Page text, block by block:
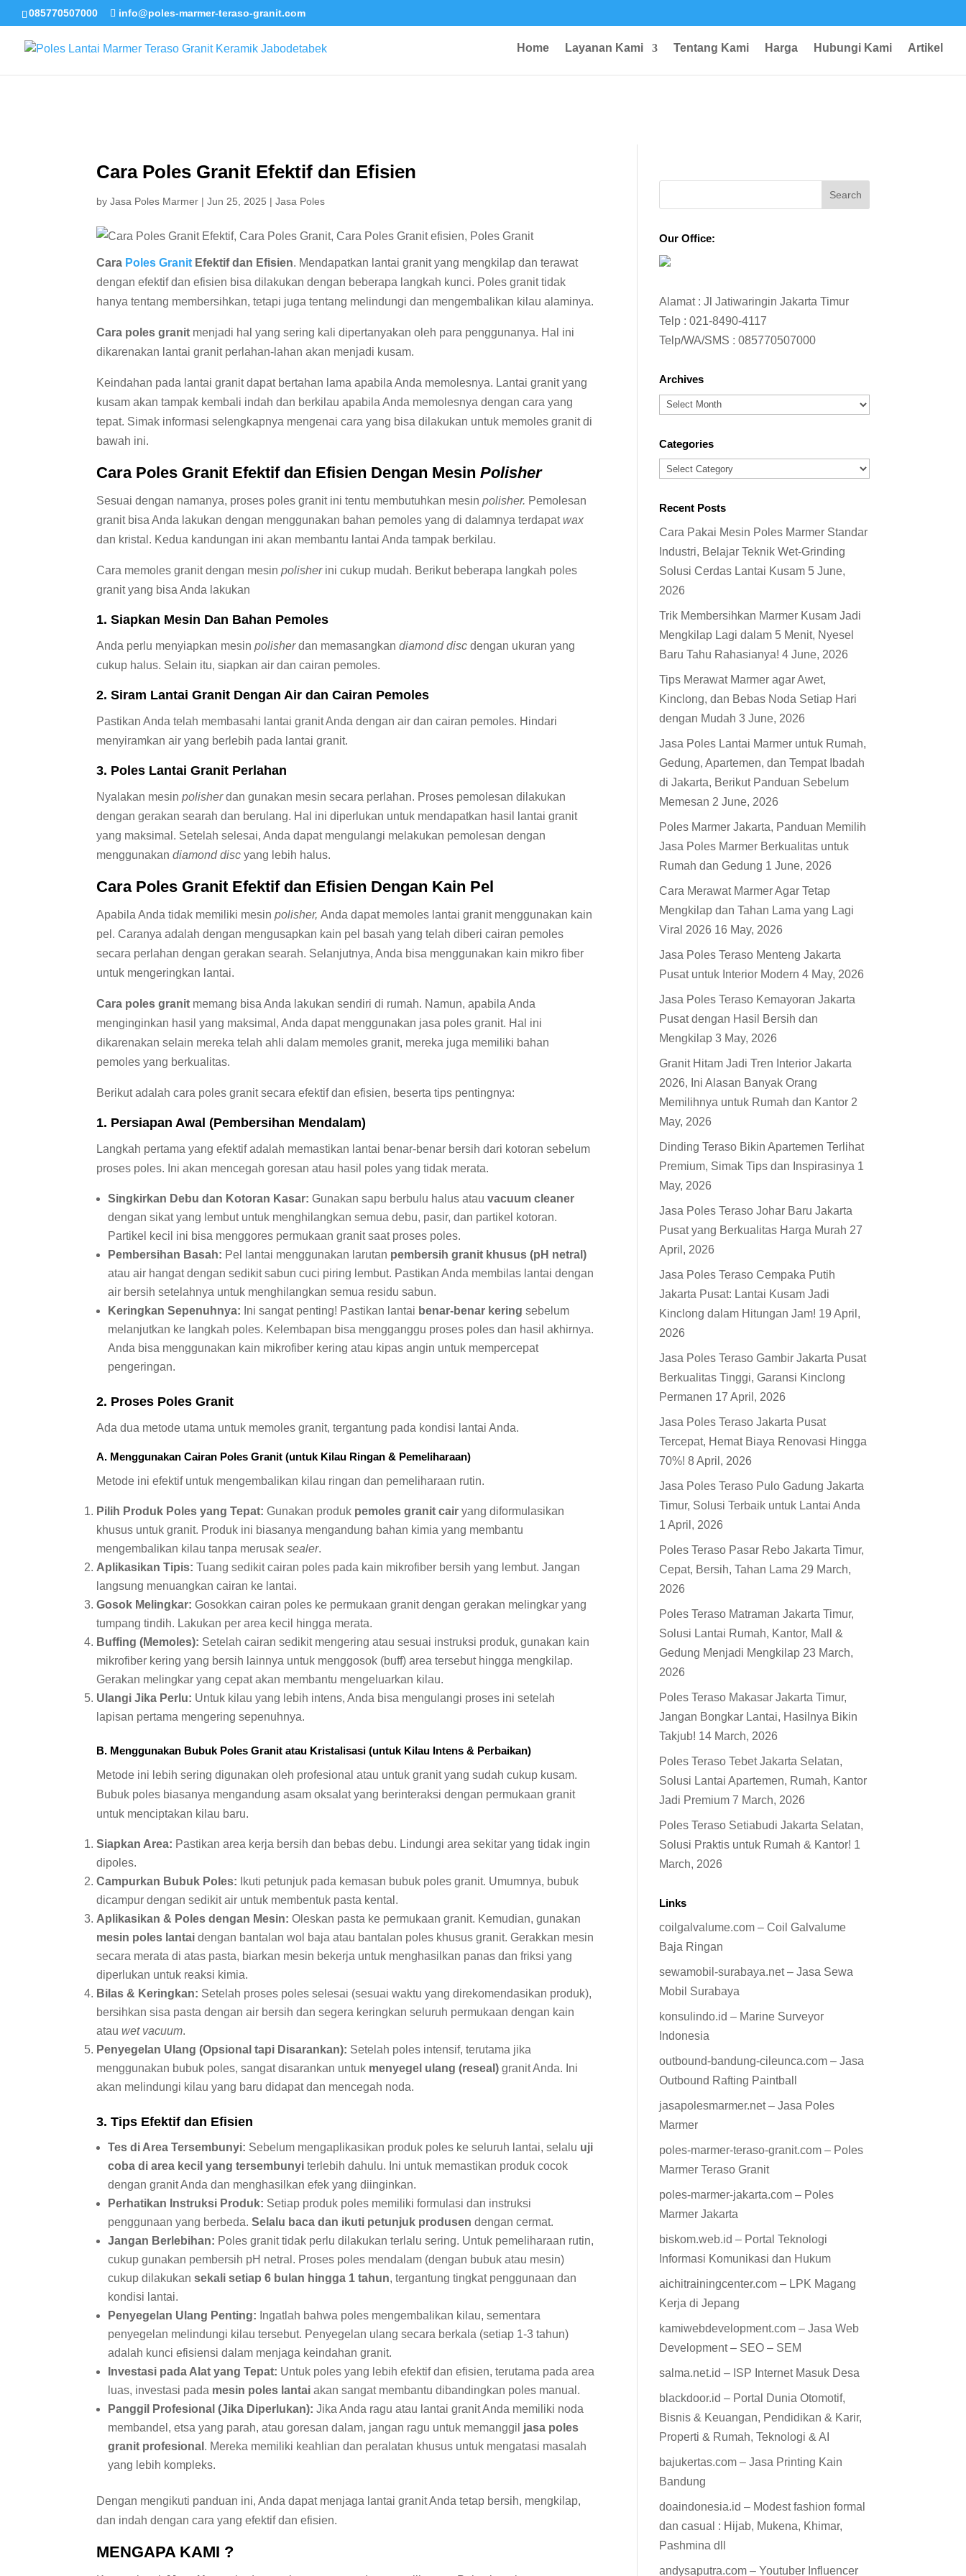
085770507000 info@poles-marmer-teraso-granit.com
Home Layanan Kami Tentang Kami Harga Hubungi Kami Artikel
Cara Poles Granit Efektif dan Efisien
byJasa Poles Marmer |Jun 25, 2025 |Jasa Poles
Cara Poles Granit Efektif dan Efisien. Mendapatkan lantai granit yang mengkilap dan terawat
dengan efektif dan efisien bisa dilakukan dengan beberapa langkah kunci. Poles granit tidak
hanya tentang membersihkan, tetapi juga tentang melindungi dan mengembalikan kilau alaminya.
Cara poles granit menjadi hal yang sering kali dipertanyakan oleh para penggunanya. Hal ini
dikarenakan lantai granit perlahan-lahan akan menjadi kusam.
Keindahan pada lantai granit dapat bertahan lama apabila Anda memolesnya. Lantai granit yang
kusam akan tampak kembali indah dan berkilau apabila Anda memolesnya dengan cara yang
tepat. Simak informasi selengkapnya mengenai cara yang bisa dilakukan untuk memoles granit di
bawah ini.
Cara Poles Granit Efektif dan Efisien Dengan MesinPolisher
Sesuai dengan namanya, proses poles granit ini tentu membutuhkan mesinpolisher. Pemolesan
granit bisa Anda lakukan dengan menggunakan bahan pemoles yang di dalamnya terdapatwax
dan kristal. Kedua kandungan ini akan membantu lantai Anda tampak berkilau.
Cara memoles granit dengan mesinpolisher ini cukup mudah. Berikut beberapa langkah poles
granit yang bisa Anda lakukan
1. Siapkan Mesin Dan Bahan Pemoles
Anda perlu menyiapkan mesinpolisherdan memasangkandiamond discdengan ukuran yang
cukup halus. Selain itu, siapkan air dan cairan pemoles.
2. Siram Lantai Granit Dengan Air dan Cairan Pemoles
Pastikan Anda telah membasahi lantai granit Anda dengan air dan cairan pemoles. Hindari
menyiramkan air yang berlebih pada lantai granit.
3. Poles Lantai Granit Perlahan
Nyalakan mesinpolisherdan gunakan mesin secara perlahan. Proses pemolesan dilakukan
dengan gerakan searah dan berulang. Hal ini diperlukan untuk mendapatkan hasil lantai granit
yang maksimal. Setelah selesai, Anda dapat mengulangi melakukan pemolesan dengan
menggunakandiamond discyang lebih halus.
Cara Poles Granit Efektif dan Efisien Dengan Kain Pel
Apabila Anda tidak memiliki mesinpolisher,Anda dapat memoles lantai granit menggunakan kain
pel. Caranya adalah dengan mengusapkan kain pel basah yang telah diberi cairan pemoles
secara perlahan dengan gerakan searah. Selanjutnya, Anda bisa menggunakan kain mikro fiber
untuk mengeringkan lantai.
Cara poles granit memang bisa Anda lakukan sendiri di rumah. Namun, apabila Anda
menginginkan hasil yang maksimal, Anda dapat menggunakan jasa poles granit. Hal ini
dikarenakan selain mereka telah ahli dalam memoles granit, mereka juga memiliki bahan
pemoles yang berkualitas.
Berikut adalah cara poles granit secara efektif dan efisien, beserta tips pentingnya:
1. Persiapan Awal (Pembersihan Mendalam)
Langkah pertama yang efektif adalah memastikan lantai benar-benar bersih dari kotoran sebelum
proses poles. Ini akan mencegah goresan atau hasil poles yang tidak merata.
Singkirkan Debu dan Kotoran Kasar: Gunakan sapu berbulu halus atauvacuum cleaner
dengan sikat yang lembut untuk menghilangkan semua debu, pasir, dan partikel kotoran.
Partikel kecil ini bisa menggores permukaan granit saat proses poles.
Pembersihan Basah: Pel lantai menggunakan larutan pembersih granit khusus (pH netral)
atau air hangat dengan sedikit sabun cuci piring lembut. Pastikan Anda membilas lantai dengan
air bersih setelahnya untuk menghilangkan semua residu sabun.
Keringkan Sepenuhnya: Ini sangat penting! Pastikan lantai benar-benar kering sebelum
melanjutkan ke langkah poles. Kelembapan bisa mengganggu proses poles dan hasil akhirnya.
Anda bisa menggunakan kain mikrofiber kering atau kipas angin untuk mempercepat
pengeringan.
2. Proses Poles Granit
Ada dua metode utama untuk memoles granit, tergantung pada kondisi lantai Anda.
A. Menggunakan Cairan Poles Granit (untuk Kilau Ringan & Pemeliharaan)
Metode ini efektif untuk mengembalikan kilau ringan dan pemeliharaan rutin.
Pilih Produk Poles yang Tepat: Gunakan produk pemoles granit cair yang diformulasikan
khusus untuk granit. Produk ini biasanya mengandung bahan kimia yang membantu
mengembalikan kilau tanpa merusaksealer.
Aplikasikan Tipis: Tuang sedikit cairan poles pada kain mikrofiber bersih yang lembut. Jangan
langsung menuangkan cairan ke lantai.
Gosok Melingkar: Gosokkan cairan poles ke permukaan granit dengan gerakan melingkar yang
tumpang tindih. Lakukan per area kecil hingga merata.
Buffing (Memoles): Setelah cairan sedikit mengering atau sesuai instruksi produk, gunakan kain
mikrofiber kering yang bersih lainnya untuk menggosok (buff) area tersebut hingga mengkilap.
Gerakan melingkar yang cepat akan membantu mengeluarkan kilau.
Ulangi Jika Perlu: Untuk kilau yang lebih intens, Anda bisa mengulangi proses ini setelah
lapisan pertama mengering sepenuhnya.
B. Menggunakan Bubuk Poles Granit atau Kristalisasi (untuk Kilau Intens & Perbaikan)
Metode ini lebih sering digunakan oleh profesional atau untuk granit yang sudah cukup kusam.
Bubuk poles biasanya mengandung asam oksalat yang berinteraksi dengan permukaan granit
untuk menciptakan kilau baru.
Siapkan Area: Pastikan area kerja bersih dan bebas debu. Lindungi area sekitar yang tidak ingin
dipoles.
Campurkan Bubuk Poles: Ikuti petunjuk pada kemasan bubuk poles granit. Umumnya, bubuk
dicampur dengan sedikit air untuk membentuk pasta kental.
Aplikasikan & Poles dengan Mesin: Oleskan pasta ke permukaan granit. Kemudian, gunakan
mesin poles lantai dengan bantalan wol baja atau bantalan poles khusus granit. Gerakkan mesin
secara merata di atas pasta, biarkan mesin bekerja untuk menghasilkan panas dan friksi yang
diperlukan untuk reaksi kimia.
Bilas & Keringkan: Setelah proses poles selesai (sesuai waktu yang direkomendasikan produk),
bersihkan sisa pasta dengan air bersih dan segera keringkan seluruh permukaan dengan kain
atauwet vacuum.
Penyegelan Ulang (Opsional tapi Disarankan): Setelah poles intensif, terutama jika
menggunakan bubuk poles, sangat disarankan untuk menyegel ulang (reseal) granit Anda. Ini
akan melindungi kilau yang baru didapat dan mencegah noda.
3. Tips Efektif dan Efisien
Tes di Area Tersembunyi: Sebelum mengaplikasikan produk poles ke seluruh lantai, selalu uji
coba di area kecil yang tersembunyi terlebih dahulu. Ini untuk memastikan produk cocok
dengan granit Anda dan menghasilkan efek yang diinginkan.
Perhatikan Instruksi Produk: Setiap produk poles memiliki formulasi dan instruksi
penggunaan yang berbeda.Selalu baca dan ikuti petunjuk produsen dengan cermat.
Jangan Berlebihan: Poles granit tidak perlu dilakukan terlalu sering. Untuk pemeliharaan rutin,
cukup gunakan pembersih pH netral. Proses poles mendalam (dengan bubuk atau mesin)
cukup dilakukansekali setiap 6 bulan hingga 1 tahun, tergantung tingkat penggunaan dan
kondisi lantai.
Penyegelan Ulang Penting: Ingatlah bahwa poles mengembalikan kilau, sementara
penyegelan melindungi kilau tersebut. Penyegelan ulang secara berkala (setiap 1-3 tahun)
adalah kunci efisiensi dalam menjaga keindahan granit.
Investasi pada Alat yang Tepat: Untuk poles yang lebih efektif dan efisien, terutama pada area
luas, investasi pada mesin poles lantai akan sangat membantu dibandingkan poles manual.
Panggil Profesional (Jika Diperlukan): Jika Anda ragu atau lantai granit Anda memiliki noda
membandel, etsa yang parah, atau goresan dalam, jangan ragu untuk memanggil jasa poles
granit profesional . Mereka memiliki keahlian dan peralatan khusus untuk mengatasi masalah
yang lebih kompleks.
Dengan mengikuti panduan ini, Anda dapat menjaga lantai granit Anda tetap bersih, mengkilap,
dan indah dengan cara yang efektif dan efisien.
MENGAPA KAMI ?
Our Office:
Alamat : Jl Jatiwaringin Jakarta Timur
Telp :021-8490-4117
Telp/WA/SMS :085770507000
Archives
Archives
Categories
Categories
Recent Posts
Cara Pakai Mesin Poles Marmer Standar
Industri, Belajar Teknik Wet-Grinding
Solusi Cerdas Lantai Kusam 5 June,
2026
Trik Membersihkan Marmer Kusam Jadi
Mengkilap Lagi dalam 5 Menit, Nyesel
Baru Tahu Rahasianya! 4 June, 2026
Tips Merawat Marmer agar Awet,
Kinclong, dan Bebas Noda Setiap Hari
dengan Mudah 3 June, 2026
Jasa Poles Lantai Marmer untuk Rumah,
Gedung, Apartemen, dan Tempat Ibadah
di Jakarta, Berikut Panduan Sebelum
Memesan 2 June, 2026
Poles Marmer Jakarta, Panduan Memilih
Jasa Poles Marmer Berkualitas untuk
Rumah dan Gedung 1 June, 2026
Cara Merawat Marmer Agar Tetap
Mengkilap dan Tahan Lama yang Lagi
Viral 2026 16 May, 2026
Jasa Poles Teraso Menteng Jakarta
Pusat untuk Interior Modern 4 May, 2026
Jasa Poles Teraso Kemayoran Jakarta
Pusat dengan Hasil Bersih dan
Mengkilap 3 May, 2026
Granit Hitam Jadi Tren Interior Jakarta
2026, Ini Alasan Banyak Orang
Memilihnya untuk Rumah dan Kantor 2
May, 2026
Dinding Teraso Bikin Apartemen Terlihat
Premium, Simak Tips dan Inspirasinya 1
May, 2026
Jasa Poles Teraso Johar Baru Jakarta
Pusat yang Berkualitas Harga Murah 27
April, 2026
Jasa Poles Teraso Cempaka Putih
Jakarta Pusat: Lantai Kusam Jadi
Kinclong dalam Hitungan Jam! 19 April,
2026
Jasa Poles Teraso Gambir Jakarta Pusat
Berkualitas Tinggi, Garansi Kinclong
Permanen 17 April, 2026
Jasa Poles Teraso Jakarta Pusat
Tercepat, Hemat Biaya Renovasi Hingga
70%! 8 April, 2026
Jasa Poles Teraso Pulo Gadung Jakarta
Timur, Solusi Terbaik untuk Lantai Anda
1 April, 2026
Poles Teraso Pasar Rebo Jakarta Timur,
Cepat, Bersih, Tahan Lama 29 March,
2026
Poles Teraso Matraman Jakarta Timur,
Solusi Lantai Rumah, Kantor, Mall &
Gedung Menjadi Mengkilap 23 March,
2026
Poles Teraso Makasar Jakarta Timur,
Jangan Bongkar Lantai, Hasilnya Bikin
Takjub! 14 March, 2026
Poles Teraso Tebet Jakarta Selatan,
Solusi Lantai Apartemen, Rumah, Kantor
Jadi Premium 7 March, 2026
Poles Teraso Setiabudi Jakarta Selatan,
Solusi Praktis untuk Rumah & Kantor! 1
March, 2026
Links
coilgalvalume.com – Coil Galvalume
Baja Ringan
sewamobil-surabaya.net – Jasa Sewa
Mobil Surabaya
konsulindo.id – Marine Surveyor
Indonesia
outbound-bandung-cileunca.com – Jasa
Outbound Rafting Paintball
jasapolesmarmer.net – Jasa Poles
Marmer
poles-marmer-teraso-granit.com – Poles
Marmer Teraso Granit
poles-marmer-jakarta.com – Poles
Marmer Jakarta
biskom.web.id – Portal Teknologi
Informasi Komunikasi dan Hukum
aichitrainingcenter.com – LPK Magang
Kerja di Jepang
kamiwebdevelopment.com – Jasa Web
Development – SEO – SEM
salma.net.id – ISP Internet Masuk Desa
blackdoor.id – Portal Dunia Otomotif,
Bisnis & Keuangan, Pendidikan & Karir,
Properti & Rumah, Teknologi & AI
bajukertas.com – Jasa Printing Kain
Bandung
doaindonesia.id – Modest fashion formal
dan casual : Hijab, Mukena, Khimar,
Pashmina dll
andysaputra.com – Youtuber Influencer